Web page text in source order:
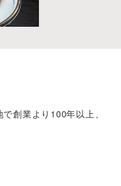
創業より100年以上、